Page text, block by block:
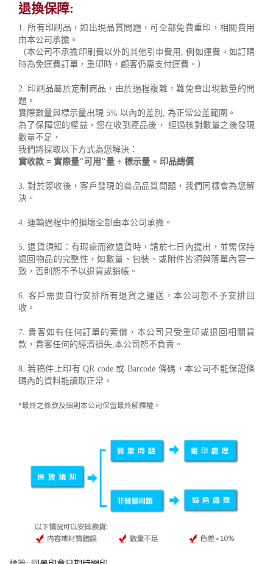
退換保障:
1. 所有印刷品，如出現品質問題，可全部免費重印，相關費用
由本公司承擔。
（本公司不承擔印刷費以外的其他引申費用, 例如運費。如訂購
時為免運費訂單，重印時，顧客仍需支付運費。）
2. 印刷品屬於定制商品，由於過程複雜，難免會出現數量的問
題。
實際數量與標示量出現 5% 以內的差別, 為正常公差範圍。
為了保障您的權益，您在收到產品後， 經過核對數量之後發現
數量不足，
我們將採取以下方式為您解決：
實收款 = 實際量"可用"量 ÷ 標示量 × 印品總價
3. 對於簽收後，客戶發現的商品品質問題，我們同樣會為您解
決。
4. 運輸過程中的損壞全部由本公司承擔。
5. 退貨須知：有瑕疵而欲退貨時，請於七日內提出，並需保持
退回物品的完整性，如數量、包裝、或附件皆須與落單內容一
致，否則恕不予以退貨或銷帳。
6. 客戶需要自行安排所有退貨之運送，本公司恕不予安排回
收。
7. 貴客如有任何訂單的索償，本公司只受重印或退回相關貨
款，貴客任何的經濟損失,本公司恕不負責。
8. 若稿件上印有 QR code 或 Barcode 條碼，本公司不能保證條
碼內的資料能讀取正常。
*最終之條款及細則本公司保留最終解釋權。